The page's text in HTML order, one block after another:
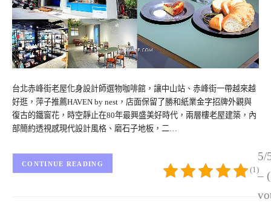
台北赤峰街老屋化身設計師選物咖啡館，讓中山站、赤峰街一帶越來越
好逛，萍子推薦HAVEN by nest，店面保留了勝和紙業金字招牌外觀與
復古的鐵窗花，時空靜止在80年最興盛美好時代，兩層樓老屋建築，內
部簡約透視感現代設計風格、磨石子地板，二…
5/
–
(1)
CONTINUE READING